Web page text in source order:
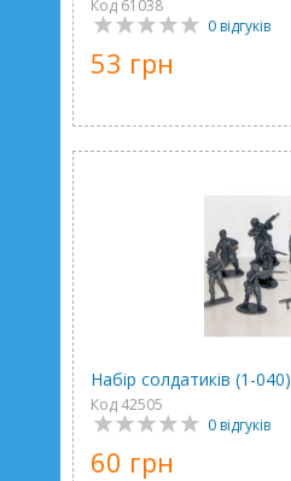
Код 61038
0 відгуків
53 грн
Набір солдатиків (1-040)
Код 42505
0 відгуків
60 грн